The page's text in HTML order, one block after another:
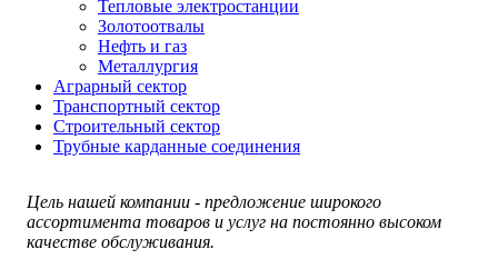
Тепловые электростанции
Золотоотвалы
Нефть и газ
Металлургия
Аграрный сектор
Транспортный сектор
Строительный сектор
Трубные карданные соединения
Цель нашей компании - предложение широкого
ассортимента товаров и услуг на постоянно высоком
качестве обслуживания.